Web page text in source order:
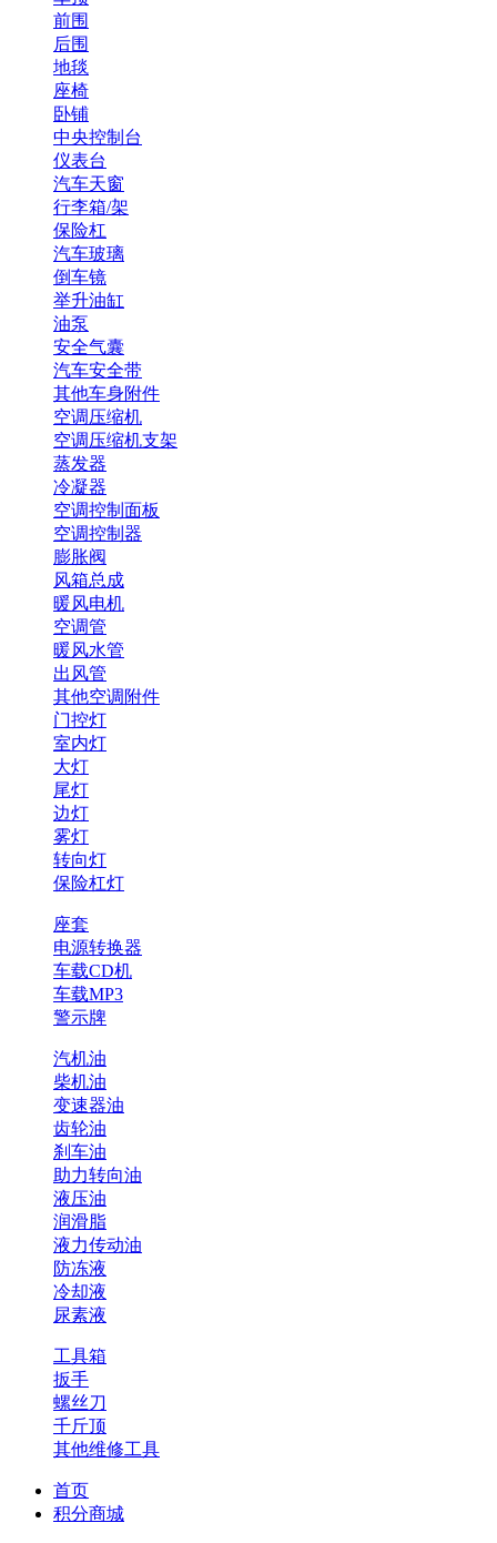
前围
后围
地毯
座椅
卧铺
中央控制台
仪表台
汽车天窗
行李箱/架
保险杠
汽车玻璃
倒车镜
举升油缸
油泵
安全气囊
汽车安全带
其他车身附件
空调压缩机
空调压缩机支架
蒸发器
冷凝器
空调控制面板
空调控制器
膨胀阀
风箱总成
暖风电机
空调管
暖风水管
出风管
其他空调附件
门控灯
室内灯
大灯
尾灯
边灯
雾灯
转向灯
保险杠灯
座套
电源转换器
车载CD机
车载MP3
警示牌
汽机油
柴机油
变速器油
齿轮油
刹车油
助力转向油
液压油
润滑脂
液力传动油
防冻液
冷却液
尿素液
工具箱
扳手
螺丝刀
千斤顶
其他维修工具
首页
积分商城